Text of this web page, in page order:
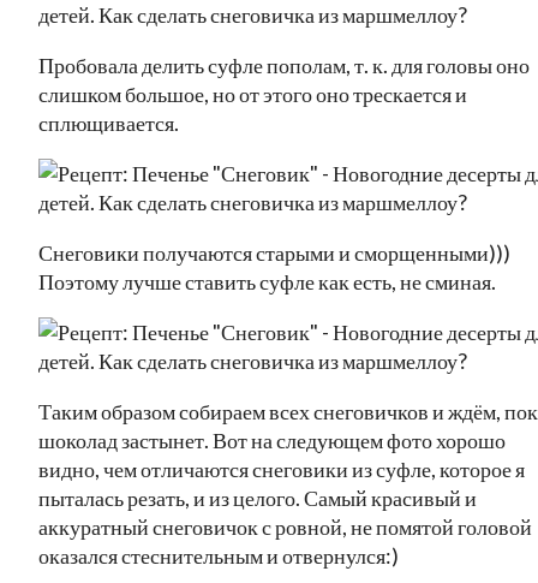
Пробовала делить суфле пополам, т. к. для головы оно
слишком большое, но от этого оно трескается и
сплющивается.
Снеговики получаются старыми и сморщенными)))
Поэтому лучше ставить суфле как есть, не сминая.
Таким образом собираем всех снеговичков и ждём,
шоколад застынет. Вот на следующем фото хорошо
видно, чем отличаются снеговики из суфле, которое я
пыталась резать, и из целого. Самый красивый и
аккуратный снеговичок с ровной, не помятой головой
оказался стеснительным и отвернулся:)